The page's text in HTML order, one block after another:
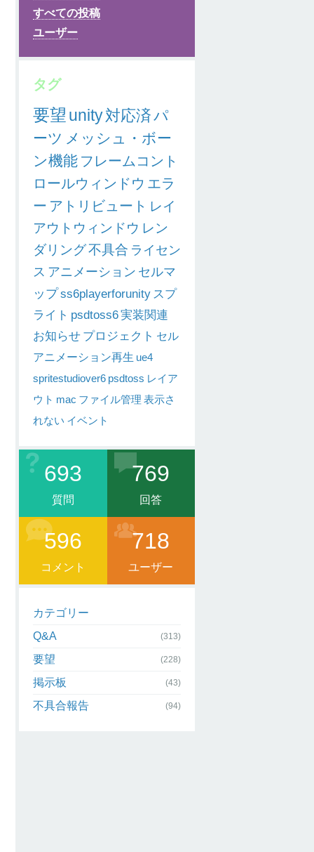
すべての投稿
ユーザー
タグ
要望 unity対応済パ
ーツ メッシュ・ボー
ン機能 フレームコント
ロールウィンドウ エラ
ー アトリビュート レイ
アウトウィンドウ レン
ダリング不具合 ライセン
ス アニメーション セルマ
ップss6playerforunity スプ
ライト psdtoss6実装関連
お知らせ プロジェクト セル
アニメーション再生 ue4
spritestudiover6 psdtoss レイア
ウト mac ファイル管理 表示さ
れない イベント
693
質問
769
回答
596
コメント
718
ユーザー
カテゴリー
Q&A
(313)
要望 (228)
掲示板 (43)
不具合報告 (94)